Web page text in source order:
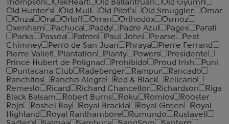
Thompson
OakHeart Old Ballantruan
Old Gyumri
Old Hunter's
Old Mull Old Pilot's Old Smuggler
Omar
Onza
Ora Orloff Orran Orthodox
Osmoz
Oxenham
Pachuca Paddy Padre Azul Pages
Parati
Parka
Passoa Patron Paul John Pearse
Peat
Chimney
Perro de San Juan Phraya
Pierre Ferrand
Pierre Vallet
Plantation Planty Powers
Presidente
Prince Hubert de Polignac
Prohibido Proud Irish
Puni
Puntacana Club
Radeberger Rampur
Rancado
Ranchitos
Rancho Alegre Red & Black
Relicario
Remeslo
Ricard Richard Chancellor Richardson
Riga
Black Balsam
Robert Burns Roku Romios
Rooster
Rojo
Roshel Bay Royal Brackla Royal Green
Royal
Highland
Royal Ranthambore Rumundo
Rustaveli